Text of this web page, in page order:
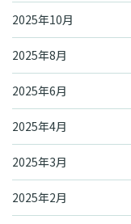
2025年10月
2025年8月
2025年6月
2025年4月
2025年3月
2025年2月